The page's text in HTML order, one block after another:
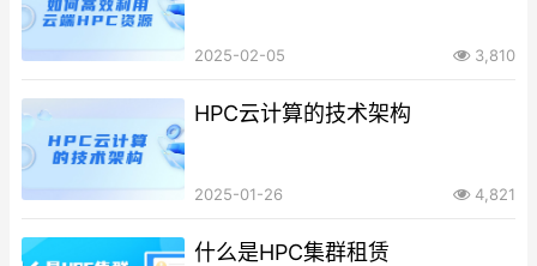
2025-02-05 3,810
HPC云计算的技术架构
2025-01-26 4,821
什么是HPC集群租赁